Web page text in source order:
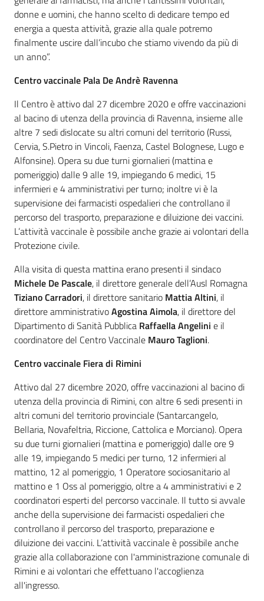
donne e uomini, che hanno scelto di dedicare tempo ed
energia a questa attività, grazie alla quale potremo
finalmente uscire dall’incubo che stiamo vivendo da più di
un anno”.
Centro vaccinale Pala De Andrè Ravenna
Il Centro è attivo dal 27 dicembre 2020 e offre vaccinazioni
al bacino di utenza della provincia di Ravenna, insieme alle
altre 7 sedi dislocate su altri comuni del territorio (Russi,
Cervia, S.Pietro in Vincoli, Faenza, Castel Bolognese, Lugo e
Alfonsine). Opera su due turni giornalieri (mattina e
pomeriggio) dalle 9 alle 19, impiegando 6 medici, 15
infermieri e 4 amministrativi per turno; inoltre vi è la
supervisione dei farmacisti ospedalieri che controllano il
percorso del trasporto, preparazione e diluizione dei vaccini.
L’attività vaccinale è possibile anche grazie ai volontari della
Protezione civile.
Alla visita di questa mattina erano presenti il sindaco
Michele De Pascale, il direttore generale dell’Ausl Romagna
Tiziano Carradori, il direttore sanitario Mattia Altini, il
direttore amministrativoAgostina Aimola, il direttore del
Dipartimento di Sanità Pubblica Raffaella Angelini e il
coordinatore del Centro Vaccinale Mauro Taglioni.
Centro vaccinale Fiera di Rimini
Attivo dal 27 dicembre 2020, offre vaccinazioni al bacino di
utenza della provincia di Rimini, con altre 6 sedi presenti in
altri comuni del territorio provinciale (Santarcangelo,
Bellaria, Novafeltria, Riccione, Cattolica e Morciano). Opera
su due turni giornalieri (mattina e pomeriggio) dalle ore 9
alle 19, impiegando 5 medici per turno, 12 infermieri al
mattino, 12 al pomeriggio, 1 Operatore sociosanitario al
mattino e 1 Oss al pomeriggio, oltre a 4 amministrativi e 2
coordinatori esperti del percorso vaccinale. Il tutto si avvale
anche della supervisione dei farmacisti ospedalieri che
controllano il percorso del trasporto, preparazione e
diluizione dei vaccini. L’attività vaccinale è possibile anche
grazie alla collaborazione con l'amministrazione comunale di
Rimini e ai volontari che effettuano l'accoglienza
all'ingresso.